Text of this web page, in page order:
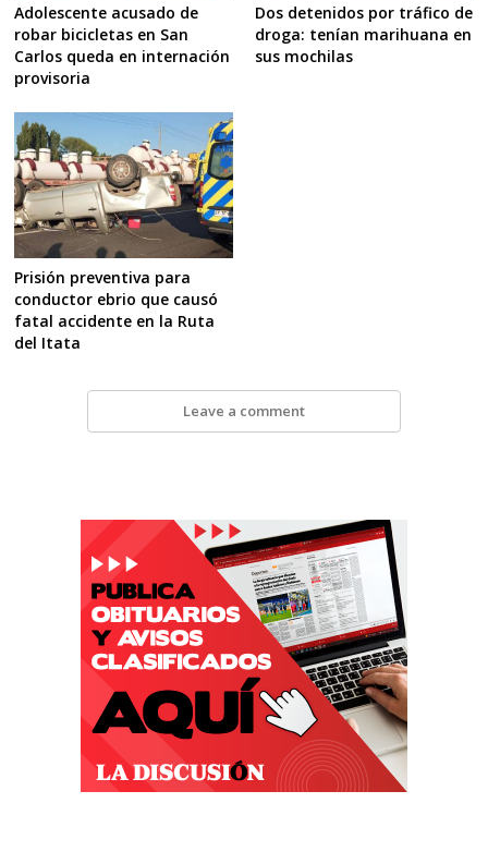
Adolescente acusado de
robar bicicletas en San
Carlos queda en internación
provisoria
Dos detenidos por tráfico de
droga: tenían marihuana en
sus mochilas
Prisión preventiva para
conductor ebrio que causó
fatal accidente en la Ruta
del Itata
Leave a comment